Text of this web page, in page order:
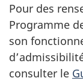
Pour des
Programme
son
consulter le